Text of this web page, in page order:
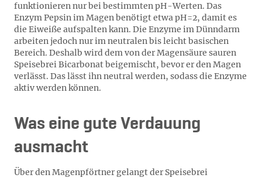
funktionieren nur bei bestimmten pH-Werten. Das
Enzym Pepsin im Magen benötigt etwa pH=2, damit es
die Eiweiße aufspalten kann. Die Enzyme im Dünndarm
arbeiten jedoch nur im neutralen bis leicht basischen
Bereich. Deshalb wird dem von der Magensäure sauren
Speisebrei Bicarbonat beigemischt, bevor er den Magen
verlässt. Das lässt ihn neutral werden, sodass die Enzyme
aktiv werden können.
Was eine gute Verdauung
ausmacht
Über den Magenpförtner gelangt der Speisebrei